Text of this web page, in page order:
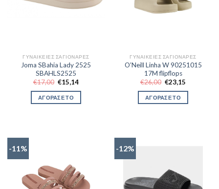
ΓΥΝΑΙΚΕΊΕΣ ΣΑΓΙΟΝΆΡΕΣ
Joma SBahia Lady 2525
SBAHLS2525
€17,00 Original
price
was:
€17,00.
€15,14Η
τιμή
ΑΓΟΡΑΣΕ ΤΟ
ΓΥΝΑΙΚΕΊΕΣ ΣΑΓΙΟΝΆΡΕΣ
O’Neill Linha W 90251015
17M flipflops
€26,00 Original
price
was:
€26,00.
€23,15
τιμή
ΑΓΟΡΑΣΕ ΤΟ
-11% -12%